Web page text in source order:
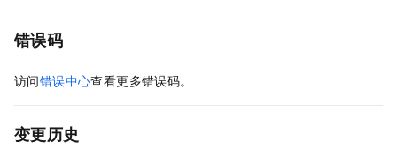
错误码
访问错误中心查看更多错误码。
变更历史